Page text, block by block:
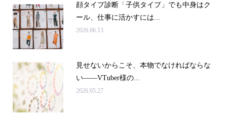
顔タイプ診断「子供タイプ」でも中身はク
ール、仕事に活かすには...
2026.06.13
見せないからこそ、本物でなければならな
い――VTuber様の...
2026.05.27